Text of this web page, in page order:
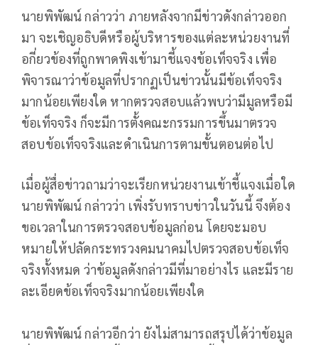
นายพิพัฒน์ กล่าวว่า ภายหลังจากมีข่าวดังกล่าวออก
มา จะเชิญอธิบดีหรือผู้บริหารของแต่ละหน่วยงานที่
อกี่ยวข้องที่ถูกพาดพิงเข้ามาชี้แจงข้อเท็จจริง เพื่อ
พิจารณาว่าข้อมูลที่ปรากฏเป็นข่าวนั้นมีข้อเท็จจริง
มากน้อยเพียงใด หากตรวจสอบแล้วพบว่ามีมูลหรือมี
ข้อเท็จจริง ก็จะมีการตั้งคณะกรรมการขึ้นมาตรวจ
สอบข้อเท็จจริงและดำเนินการตามขั้นตอนต่อไป
เมื่อผู้สื่อข่าวถามว่าจะเรียกหน่วยงานเข้าชี้แจงเมื่อใด
นายพิพัฒน์ กล่าวว่า เพิ่งรับทราบข่าวในวันนี้ จึงต้อง
ขอเวลาในการตรวจสอบข้อมูลก่อน โดยจะมอบ
หมายให้ปลัดกระทรวงคมนาคมไปตรวจสอบข้อเท็จ
จริงทั้งหมด ว่าข้อมูลดังกล่าวมีที่มาอย่างไร และมีราย
ละเอียดข้อเท็จจริงมากน้อยเพียงใด
นายพิพัฒน์ กล่าวอีกว่า ยังไม่สามารถสรุปได้ว่าข้อมูล